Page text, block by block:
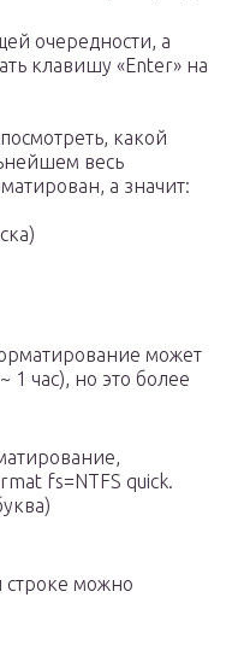
очередности, а
клавишу «Enter» на
какой
весь
а значит:
может
1 час), но это более
fs=NTFS quick.
строке можно